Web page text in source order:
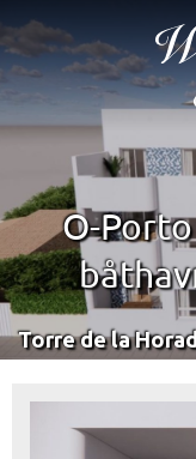
O-
Torre de la